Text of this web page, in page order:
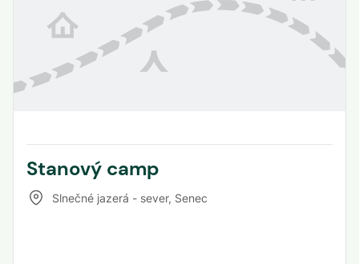
Stanový camp
Slnečné jazerá - sever, Senec